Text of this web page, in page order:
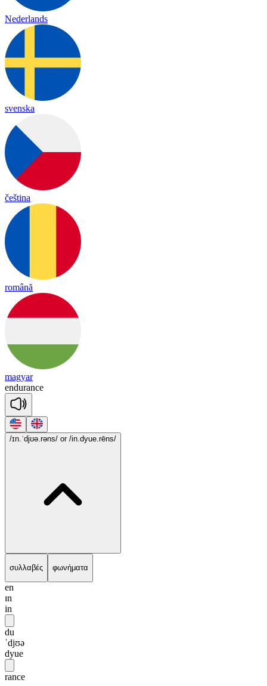
Nederlands
svenska
čeština
română
magyar
endurance
/ɪn.ˈdjʊə.rəns/ or /in.dyue.rēns/
συλλαβές φωνήματα
en
ɪn
in
du
ˈdjʊə
dyue
rance